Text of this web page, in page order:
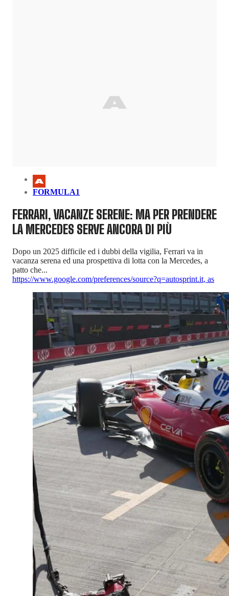
FORMULA1
FERRARI, VACANZE SERENE: MA PER PRENDERE
LA MERCEDES SERVE ANCORA DI PIÙ
Dopo un 2025 difficile ed i dubbi della vigilia, Ferrari va in
vacanza serena ed una prospettiva di lotta con la Mercedes, a
patto che...
https://www.google.com/preferences/source?q=autosprint.it, as